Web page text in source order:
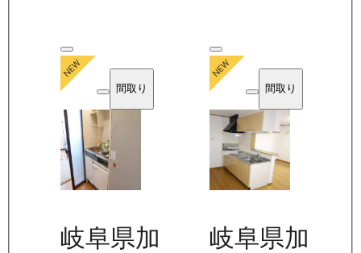
間取り
岐阜県加
間取り
岐阜県加